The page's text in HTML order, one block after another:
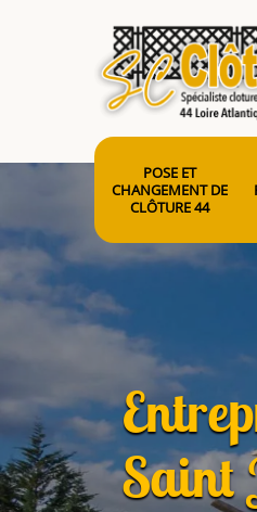
POSE ET
CHANGEMENT DE
CLÔTURE 44
Saint